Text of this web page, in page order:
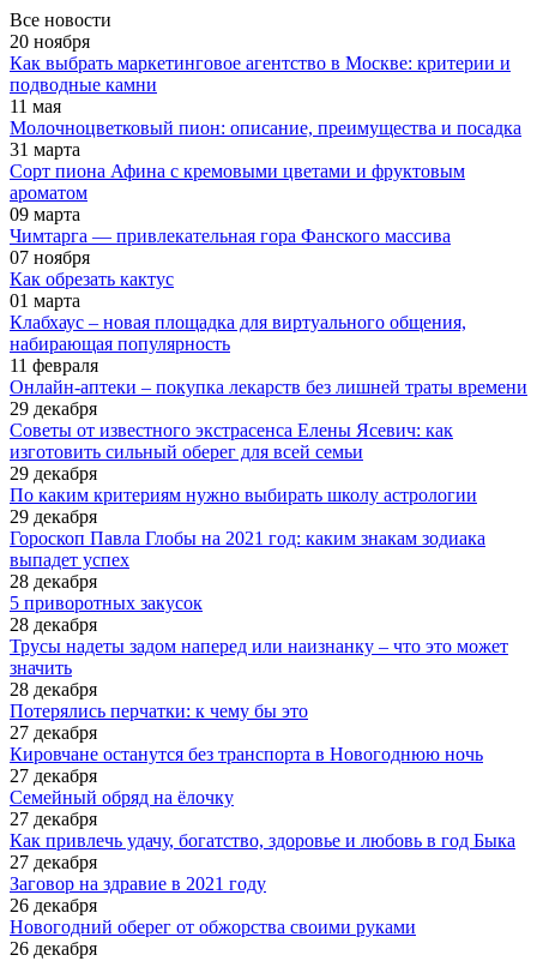
Все новости
20 ноября
Как выбрать маркетинговое агентство в Москве: критерии и
подводные камни
11 мая
Молочноцветковый пион: описание, преимущества и посадка
31 марта
Сорт пиона Афина с кремовыми цветами и фруктовым
ароматом
09 марта
Чимтарга — привлекательная гора Фанского массива
07 ноября
Как обрезать кактус
01 марта
Клабхаус – новая площадка для виртуального общения,
набирающая популярность
11 февраля
Онлайн-аптеки – покупка лекарств без лишней траты времени
29 декабря
Советы от известного экстрасенса Елены Ясевич: как
изготовить сильный оберег для всей семьи
29 декабря
По каким критериям нужно выбирать школу астрологии
29 декабря
Гороскоп Павла Глобы на 2021 год: каким знакам зодиака
выпадет успех
28 декабря
5 приворотных закусок
28 декабря
Трусы надеты задом наперед или наизнанку – что это может
значить
28 декабря
Потерялись перчатки: к чему бы это
27 декабря
Кировчане останутся без транспорта в Новогоднюю ночь
27 декабря
Семейный обряд на ёлочку
27 декабря
Как привлечь удачу, богатство, здоровье и любовь в год Быка
27 декабря
Заговор на здравие в 2021 году
26 декабря
Новогодний оберег от обжорства своими руками
26 декабря